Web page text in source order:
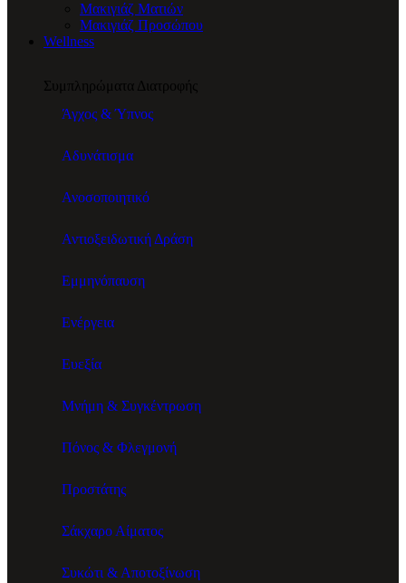
Μακιγιάζ Ματιών
Μακιγιάζ Προσώπου
Wellness
Συμπληρώματα Διατροφής
Άγχος & Ύπνος
Αδυνάτισμα
Ανοσοποιητικό
Αντιοξειδωτική Δράση
Εμμηνόπαυση
Ενέργεια
Ευεξία
Μνήμη & Συγκέντρωση
Πόνος & Φλεγμονή
Προστάτης
Σάκχαρο Αίματος
Συκώτι & Αποτοξίνωση